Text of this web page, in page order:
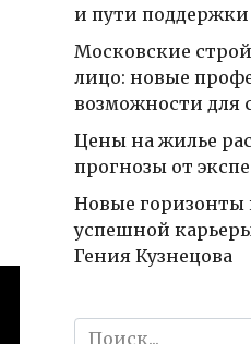
и пути поддержки
Московские
лицо: новые
возможности для
Цены на жилье
прогнозы от
Новые горизонты
успешной
Гения Кузнецова
Search